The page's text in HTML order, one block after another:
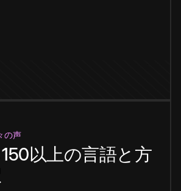
の声
以上の言語と方